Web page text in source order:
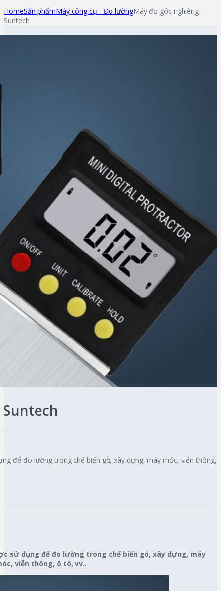
HomeSản phẩmMáy công cụ - Đo lườngMáy đo góc nghiêng
Suntech
để đo lường trong chế biến gỗ, xây dựng, máy móc, viễn thông,
sử dụng để đo lường trong chế biến gỗ, xây dựng, máy
viễn thông, ô tô, vv..